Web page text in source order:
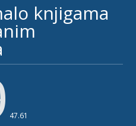
knjigama
47.61